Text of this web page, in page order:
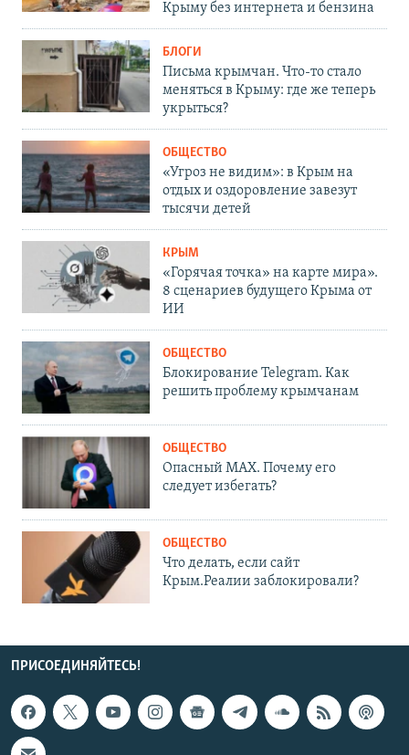
Крыму без интернета и бензина
БЛОГИ
Письма крымчан. Что-то стало
меняться в Крыму: где же теперь
укрыться?
ОБЩЕСТВО
«Угроз не видим»: в Крым на
отдых и оздоровление завезут
тысячи детей
КРЫМ
«Горячая точка» на карте мира».
8 сценариев будущего Крыма от
ИИ
ОБЩЕСТВО
Блокирование Telegram. Как
решить проблему крымчанам
ОБЩЕСТВО
Опасный MAX. Почему его
следует избегать?
ОБЩЕСТВО
Что делать, если сайт
Крым.Реалии заблокировали?
ПРИСОЕДИНЯЙТЕСЬ!